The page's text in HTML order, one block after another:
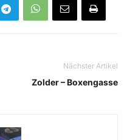
Nächster Artikel
Zolder – Boxengasse